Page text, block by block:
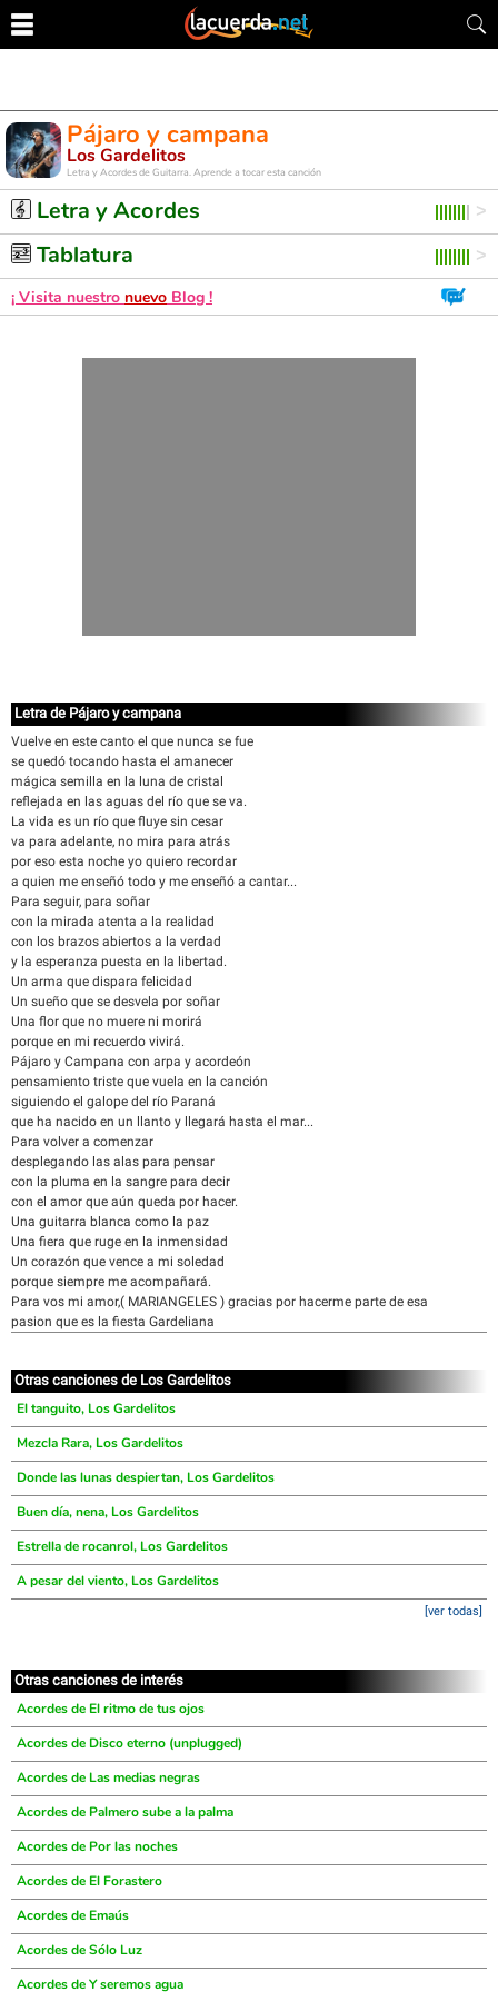
Pájaro y campana
Los Gardelitos
Letra y Acordes de Guitarra. Aprende a tocar esta canción
Letra y Acordes
Tablatura
¡ Visita nuestro nuevo Blog !
Letra de Pájaro y campana
Vuelve en este canto el que nunca se fue
se quedó tocando hasta el amanecer
mágica semilla en la luna de cristal
reflejada en las aguas del río que se va.
La vida es un río que fluye sin cesar
va para adelante, no mira para atrás
por eso esta noche yo quiero recordar
a quien me enseñó todo y me enseñó a cantar...
Para seguir, para soñar
con la mirada atenta a la realidad
con los brazos abiertos a la verdad
y la esperanza puesta en la libertad.
Un arma que dispara felicidad
Un sueño que se desvela por soñar
Una flor que no muere ni morirá
porque en mi recuerdo vivirá.
Pájaro y Campana con arpa y acordeón
pensamiento triste que vuela en la canción
siguiendo el galope del río Paraná
que ha nacido en un llanto y llegará hasta el mar...
Para volver a comenzar
desplegando las alas para pensar
con la pluma en la sangre para decir
con el amor que aún queda por hacer.
Una guitarra blanca como la paz
Una fiera que ruge en la inmensidad
Un corazón que vence a mi soledad
porque siempre me acompañará.
Para vos mi amor,( MARIANGELES ) gracias por hacerme parte de esa
pasion que es la fiesta Gardeliana
Otras canciones de Los Gardelitos
El tanguito, Los Gardelitos
Mezcla Rara, Los Gardelitos
Donde las lunas despiertan, Los Gardelitos
Buen día, nena, Los Gardelitos
Estrella de rocanrol, Los Gardelitos
A pesar del viento, Los Gardelitos
[ver todas]
Otras canciones de interés
Acordes de El ritmo de tus ojos
Acordes de Disco eterno (unplugged)
Acordes de Las medias negras
Acordes de Palmero sube a la palma
Acordes de Por las noches
Acordes de El Forastero
Acordes de Emaús
Acordes de Sólo Luz
Acordes de Y seremos agua